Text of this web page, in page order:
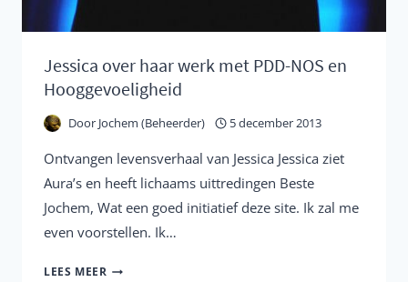
Jessica over haar werk met PDD-NOS en
Hooggevoeligheid
Door Jochem (Beheerder) 5 december 2013
Ontvangen levensverhaal van Jessica Jessica ziet
Aura’s en heeft lichaams uittredingen Beste
Jochem, Wat een goed initiatief deze site. Ik zal me
even voorstellen. Ik…
LEES MEER JESSICA